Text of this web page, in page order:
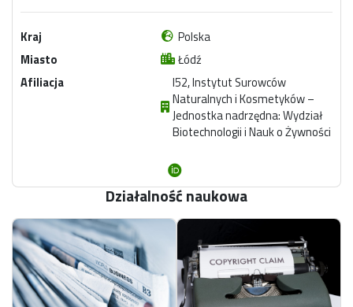
Kraj
Polska
Miasto
Łódź
Afiliacja
I52, Instytut Surowców
Naturalnych i Kosmetyków –
Jednostka nadrzędna: Wydział
Biotechnologii i Nauk o Żywności
Działalność naukowa